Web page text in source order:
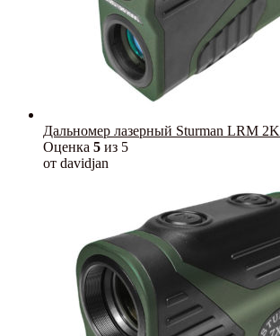
Дальномер лазерный Sturman LRM 2K
Оценка 5 из 5
от davidjan